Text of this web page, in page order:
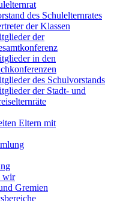
des Schulelternrates
der Klassen
der
in den
des Schulvorstands
der Stadt- und
Eltern mit
wir
Gremien